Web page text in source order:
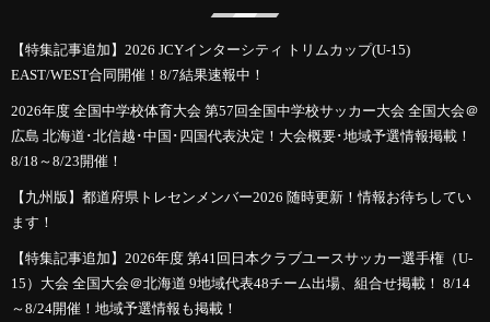
【特集記事追加】2026 JCYインターシティ トリムカップ(U-15)
EAST/WEST合同開催！8/7結果速報中！
2026年度 全国中学校体育大会 第57回全国中学校サッカー大会 全国大会＠
広島 北海道･北信越･中国･四国代表決定！大会概要･地域予選情報掲載！
8/18～8/23開催！
【九州版】都道府県トレセンメンバー2026 随時更新！情報お待ちしてい
ます！
【特集記事追加】2026年度 第41回日本クラブユースサッカー選手権（U-
15）大会 全国大会＠北海道 9地域代表48チーム出場、組合せ掲載！ 8/14
～8/24開催！地域予選情報も掲載！